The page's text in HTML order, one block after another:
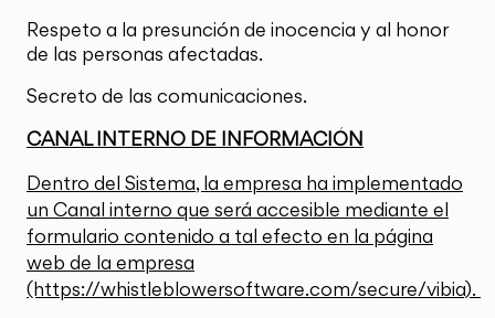
Respeto a la presunción de inocencia y al honor
de las personas afectadas.
Secreto de las comunicaciones.
CANAL INTERNO DE INFORMACIÓN
Dentro del Sistema, la empresa ha implementado
un Canal interno que será accesible mediante el
formulario contenido a tal efecto en la página
web de la empresa
(https://whistleblowersoftware.com/secure/vibia).